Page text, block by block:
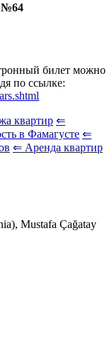
№64
билет можно
по ссылке:
квартир ⇐
в Фамагусте ⇐
⇐ Аренда квартир
Mustafa Çağatay